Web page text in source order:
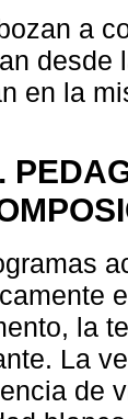
a
desde
en la
la
La
de